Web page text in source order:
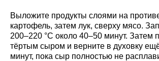
Выложите продукты слоями на
картофель, затем лук, сверху мясо.
200–220 °C около 40–50 минут. Затем
тёртым сыром и верните в духовку
минут, пока сыр полностью не